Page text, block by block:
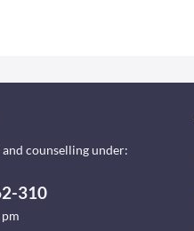
counselling under:
310